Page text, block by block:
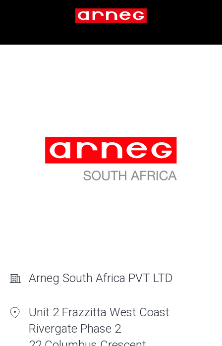
Arneg South Africa PVT LTD
Unit 2 Frazzitta West Coast
Rivergate Phase 2